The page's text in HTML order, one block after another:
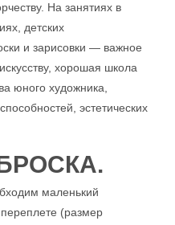
На занятиях в
детских
и зарисовки — важное
хорошая школа
юного художника,
эстетических
маленький
(размер